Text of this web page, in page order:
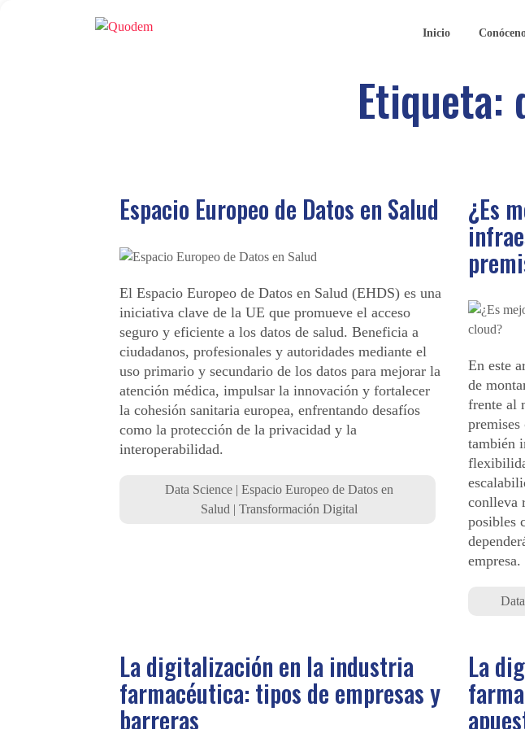
Inicio
Etiqueta:
Espacio Europeo de Datos en Salud
El Espacio Europeo de Datos en Salud (EHDS) es una
iniciativa clave de la UE que promueve el acceso
seguro y eficiente a los datos de salud. Beneficia a
ciudadanos, profesionales y autoridades mediante el
uso primario y secundario de los datos para mejorar la
atención médica, impulsar la innovación y fortalecer
la cohesión sanitaria europea, enfrentando desafíos
como la protección de la privacidad y la
interoperabilidad.
Data Science | Espacio Europeo de Datos en
Salud | Transformación Digital
¿Es
En este
de
frente al
también
conlleva
posibles
empresa.
La digitalización en la industria
farmacéutica: tipos de empresas y
barreras
La